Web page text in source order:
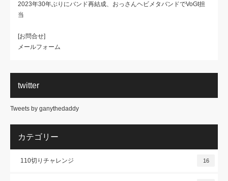
2023年30年ぶりにバンド再結成、おっさんヘビメタバンドでVoGt担
当
[お問合せ]
メールフォーム
twitter
Tweets by ganythedaddy
カテゴリー
110切りチャレンジ 16